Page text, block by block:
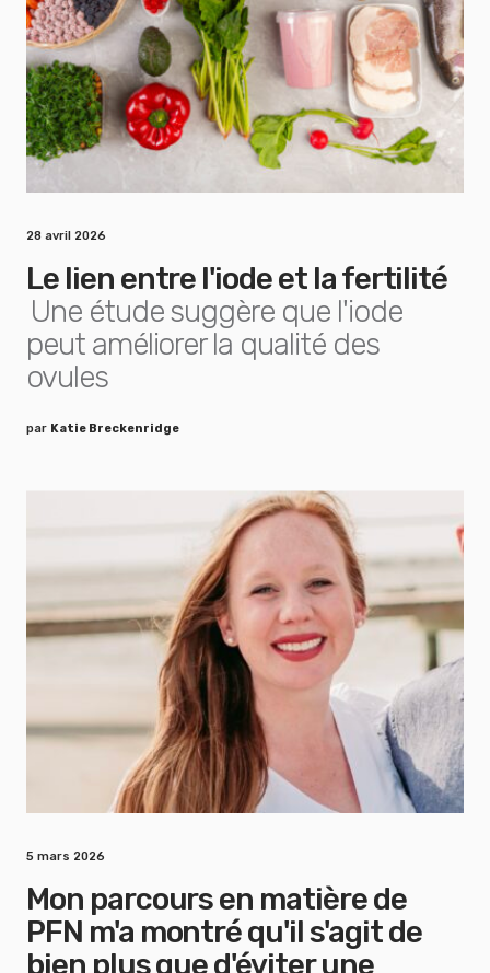
28 avril 2026
Le lien entre l'iode et la fertilité
Une étude suggère que l'iode
peut améliorer la qualité des
ovules
par Katie Breckenridge
5 mars 2026
Mon parcours en matière de
PFN m'a montré qu'il s'agit de
bien plus que d'éviter une